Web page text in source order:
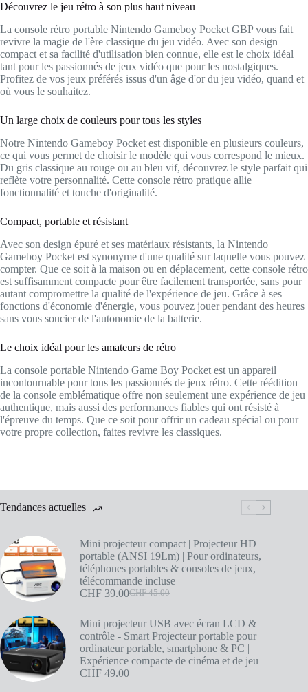
Découvrez le jeu rétro à son plus haut niveau
La console rétro portable Nintendo Gameboy Pocket GBP vous fait
revivre la magie de l'ère classique du jeu vidéo. Avec son design
compact et sa facilité d'utilisation bien connue, elle est le choix idéal
tant pour les passionnés de jeux vidéo que pour les nostalgiques.
Profitez de vos jeux préférés issus d'un âge d'or du jeu vidéo, quand et
où vous le souhaitez.
Un large choix de couleurs pour tous les styles
Notre Nintendo Gameboy Pocket est disponible en plusieurs couleurs,
ce qui vous permet de choisir le modèle qui vous correspond le mieux.
Du gris classique au rouge ou au bleu vif, découvrez le style parfait qui
reflète votre personnalité. Cette console rétro pratique allie
fonctionnalité et touche d'originalité.
Compact, portable et résistant
Avec son design épuré et ses matériaux résistants, la Nintendo
Gameboy Pocket est synonyme d'une qualité sur laquelle vous pouvez
compter. Que ce soit à la maison ou en déplacement, cette console rétro
est suffisamment compacte pour être facilement transportée, sans pour
autant compromettre la qualité de l'expérience de jeu. Grâce à ses
fonctions d'économie d'énergie, vous pouvez jouer pendant des heures
sans vous soucier de l'autonomie de la batterie.
Le choix idéal pour les amateurs de rétro
La console portable Nintendo Game Boy Pocket est un appareil
incontournable pour tous les passionnés de jeux rétro. Cette réédition
de la console emblématique offre non seulement une expérience de jeu
authentique, mais aussi des performances fiables qui ont résisté à
l'épreuve du temps. Que ce soit pour offrir un cadeau spécial ou pour
votre propre collection, faites revivre les classiques.
Tendances actuelles
Mini projecteur compact | Projecteur HD
portable (ANSI 19Lm) | Pour ordinateurs,
téléphones portables & consoles de jeux,
télécommande incluse
CHF45.00
CHF 39.00
Mini projecteur USB avec écran LCD &
contrôle - Smart Projecteur portable pour
ordinateur portable, smartphone & PC |
Expérience compacte de cinéma et de jeu
CHF 49.00